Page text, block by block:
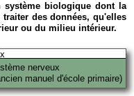
système biologique dont la
des données, qu'elles
ou du milieu intérieur.
nerveux
manuel d'école primaire)